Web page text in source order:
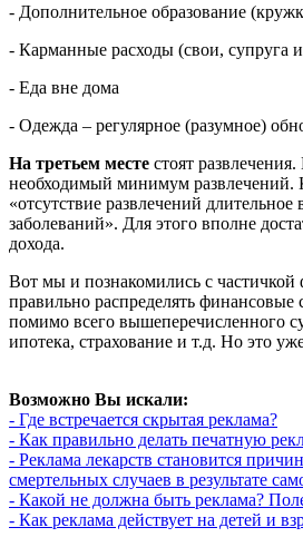
- Дополнительное образование
- Карманные расходы (свои, супруга
- Еда вне дома
- Одежда – регулярное (разумное)
На третьем месте стоят
необходимый минимум развлечений.
«отсутствие развлечений
заболеваний». Для этого вполне
дохода.
Вот мы и познакомились с
правильно распределять
помимо всего вышеперечисленного
ипотека, страхование и т.д. Но это
Возможно Вы искали:
- Где встречается скрытая реклама?
- Как правильно делать печатную
- Реклама лекарств становится
смертельных случаев в результате
- Какой не должна быть реклама?
- Как реклама действует на детей и